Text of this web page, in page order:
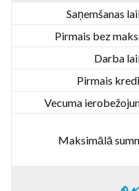
Saņemšanas
Pirmais bez
Darba
Pirmais
Vecuma
Maksimālā